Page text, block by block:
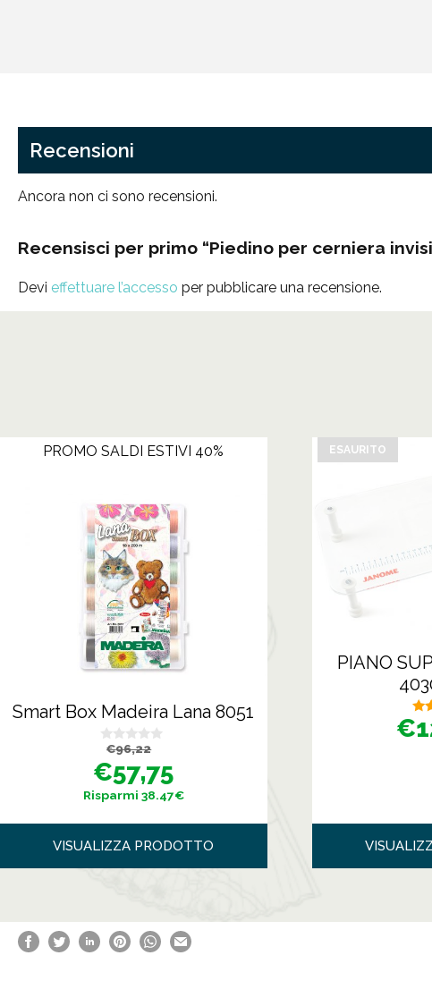
Recensioni
Ancora non ci sono recensioni.
Recensisci per primo “Piedino per cerniera
Devi effettuare l’accesso per pubblicare una recensione.
PROMO SALDI ESTIVI 40%
Smart Box Madeira Lana 8051
0
s
u
€96,22
Il
prezzo
originale
era:
€96,22.
€57,75
Il
prezzo
attuale
è:
€57,75.
Risparmi 38.47€
VISUALIZZA PRODOTTO
ESAURITO
PIANO
€